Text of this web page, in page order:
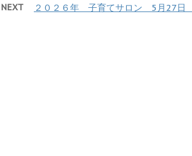
NEXT ２０２６年 子育てサロン 5月27日